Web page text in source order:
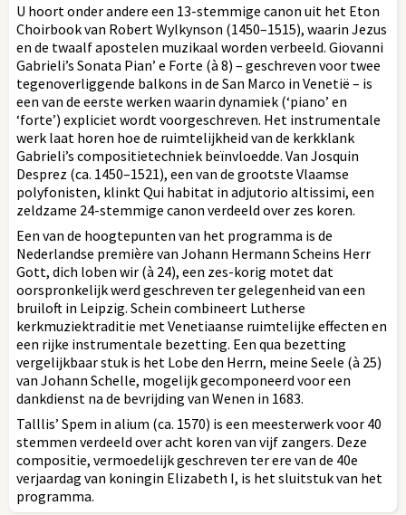
U hoort onder andere een 13-stemmige canon uit het Eton
Choirbook van Robert Wylkynson (1450–1515), waarin Jezus
en de twaalf apostelen muzikaal worden verbeeld. Giovanni
Gabrieli’s Sonata Pian’ e Forte (à 8) – geschreven voor twee
tegenoverliggende balkons in de San Marco in Venetië – is
een van de eerste werken waarin dynamiek (‘piano’ en
‘forte’) expliciet wordt voorgeschreven. Het instrumentale
werk laat horen hoe de ruimtelijkheid van de kerkklank
Gabrieli’s compositietechniek beïnvloedde. Van Josquin
Desprez (ca. 1450–1521), een van de grootste Vlaamse
polyfonisten, klinkt Qui habitat in adjutorio altissimi, een
zeldzame 24-stemmige canon verdeeld over zes koren.
Een van de hoogtepunten van het programma is de
Nederlandse première van Johann Hermann Scheins Herr
Gott, dich loben wir (à 24), een zes-korig motet dat
oorspronkelijk werd geschreven ter gelegenheid van een
bruiloft in Leipzig. Schein combineert Lutherse
kerkmuziektraditie met Venetiaanse ruimtelijke effecten en
een rijke instrumentale bezetting. Een qua bezetting
vergelijkbaar stuk is het Lobe den Herrn, meine Seele (à 25)
van Johann Schelle, mogelijk gecomponeerd voor een
dankdienst na de bevrijding van Wenen in 1683.
Talllis’ Spem in alium (ca. 1570) is een meesterwerk voor 40
stemmen verdeeld over acht koren van vijf zangers. Deze
compositie, vermoedelijk geschreven ter ere van de 40e
verjaardag van koningin Elizabeth I, is het sluitstuk van het
programma.